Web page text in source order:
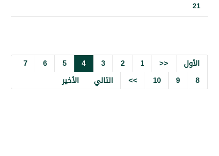
<<
2
3
4
5
6
7
10 التالي الأخير